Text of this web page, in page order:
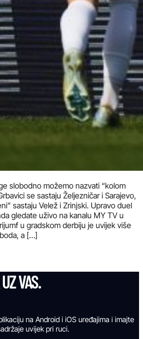
slobodno možemo nazvati “kolom
se sastaju Željezničar i Sarajevo,
sastaju Velež i Zrinjski. Upravo duel
gledate uživo na kanalu MY TV u
u gradskom derbiju je uvijek više
a […]
VAS.
na Android i iOS uređajima i imajte
uvijek pri ruci.